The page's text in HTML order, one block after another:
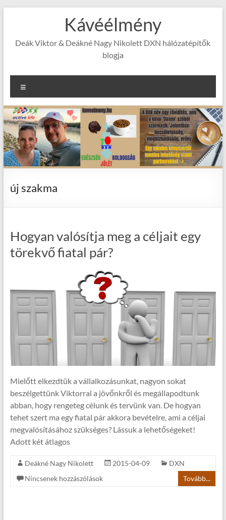
Kávéélmény
Deák Viktor & Deákné Nagy Nikolett DXN hálózatépítők
blogja
új szakma
Hogyan valósítja meg a céljait egy
törekvő fiatal pár?
Mielőtt elkezdtük a vállalkozásunkat, nagyon sokat
beszélgettünk Viktorral a jövőnkről és megállapodtunk
abban, hogy rengeteg célunk és tervünk van. De hogyan
tehet szert ma egy fiatal pár akkora bevételre, ami a céljai
megvalósításához szükséges? Lássuk a lehetőségeket!
Adott két átlagos
Deákné Nagy Nikolett 2015-04-09
DXN
Nincsenek hozzászólások
Tovább...